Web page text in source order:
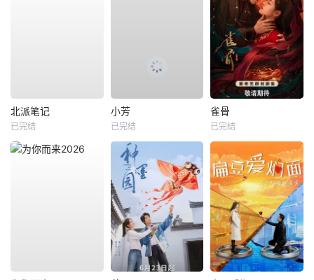
北派笔记
已完结
小芳
已完结
雀骨
已完结